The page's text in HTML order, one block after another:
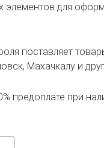
элементов для
поставляет
Махачкалу и
предоплате при